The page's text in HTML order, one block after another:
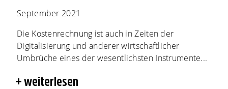
September 2021
Die Kostenrechnung ist auch in Zeiten der
Digitalisierung und anderer wirtschaftlicher
Umbrüche eines der wesentlichsten Instrumente...
weiterlesen